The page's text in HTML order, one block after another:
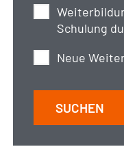
Schulung
Neue
SUCHEN